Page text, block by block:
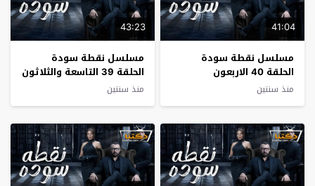
41:04
مسلسل نقطة سودة
الحلقة 40 الاربعون
منذ سنتين
43:23
مسلسل نقطة سودة
الحلقة 39 التاسعة والثلاثون
منذ سنتين